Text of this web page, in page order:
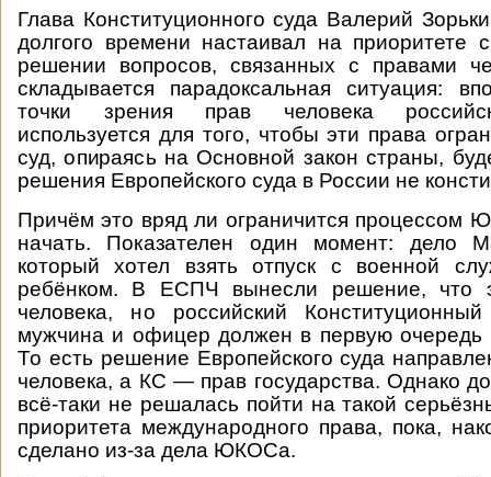
Глава Конституционного суда Валерий
долгого времени настаивал на приоритете
решении вопросов, связанных с правами
складывается парадоксальная ситуация:
точки зрения прав человека
используется для того, чтобы эти права
суд, опираясь на Основной закон страны,
решения Европейского суда в России не
Причём это вряд ли ограничится процессом
начать. Показателен один момент: дело
который хотел взять отпуск с военной
ребёнком. В ЕСПЧ вынесли решение, что
человека, но российский
мужчина и офицер должен в первую очередь
То есть решение Европейского суда
человека, а КС — прав государства. Однако
всё-таки не решалась пойти на такой
приоритета международного права, пока,
сделано из-за дела ЮКОСа.